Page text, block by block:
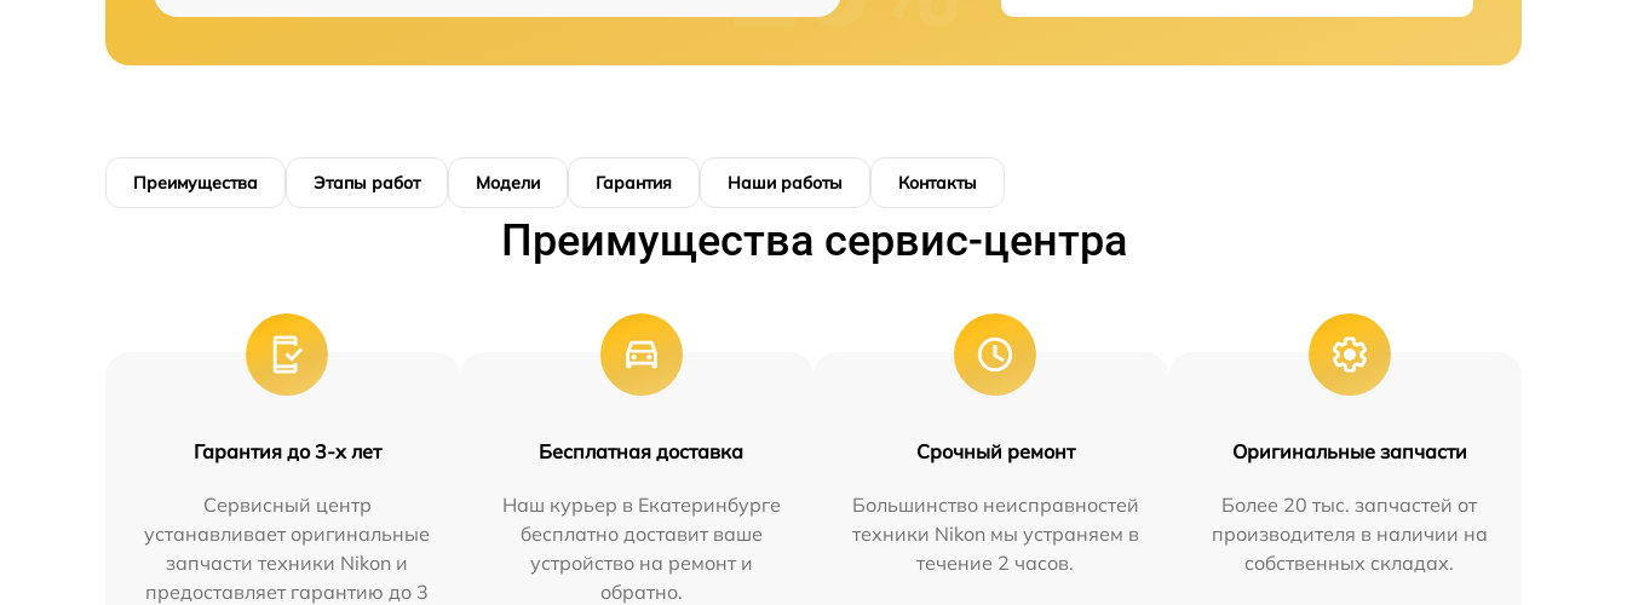
Преимущества Этапы работ Модели Гарантия Наши работы Контакты
Преимущества сервис-центра
Гарантия до 3-х лет
Сервисный центр
устанавливает оригинальные
запчасти техники Nikon и
предоставляет гарантию до 3
Бесплатная доставка
Наш курьер в Екатеринбурге
бесплатно доставит ваше
устройство на ремонт и
обратно.
Срочный ремонт
Большинство неисправностей
техники Nikon мы устраняем в
течение 2 часов.
Оригинальные запчасти
Более 20 тыс. запчастей от
производителя в наличии на
собственных складах.